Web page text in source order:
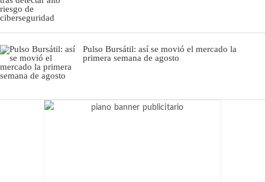
Pulso Bursátil: así se movió el mercado la
primera semana de agosto